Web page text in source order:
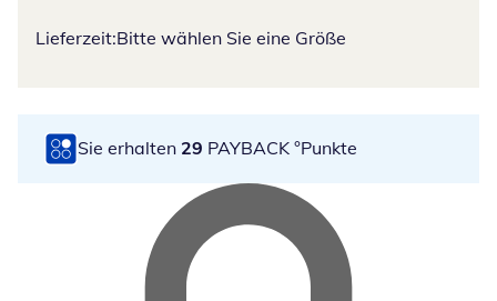
Lieferzeit:Bitte wählen Sie eine Größe
Sie erhalten 29 PAYBACK °Punkte